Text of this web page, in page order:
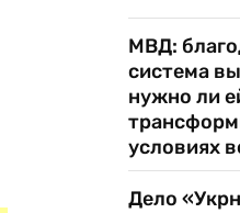
МВД:
система
нужно ли
условиях
Дело